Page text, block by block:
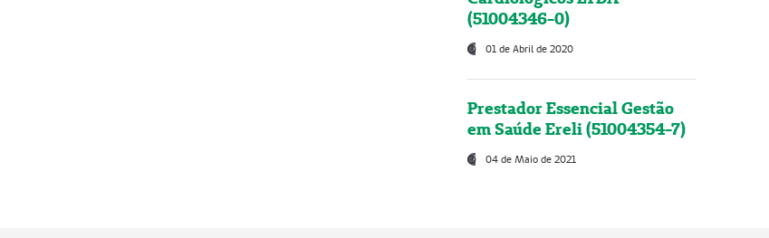
(51004346-0)
01 de Abril de 2020
Prestador Essencial Gestão
em Saúde Ereli (51004354-7)
04 de Maio de 2021